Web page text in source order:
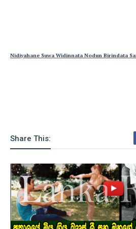
Nidiyahane Suwa Widinnata Nodun Birindata
Share This: